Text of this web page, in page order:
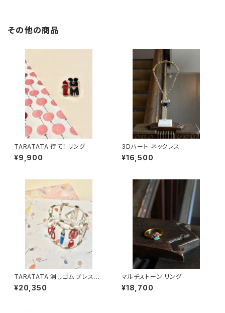
その他の商品
TARATATA 待て！ リング
¥9,900
3Dハート ネックレス
¥16,500
TARATATA 消しゴム ブレスレ
ット
¥20,350
マルチストーン リング
¥18,700